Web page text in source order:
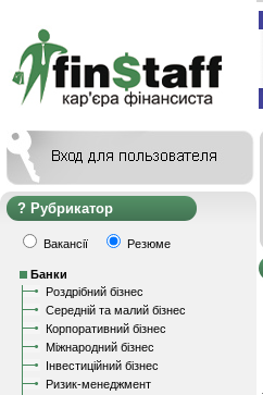
Рубрикатор
Вакансії Резюме
Банки
Роздрібний бізнес
Середній та малий бізнес
Корпоративний бізнес
Міжнародний бізнес
Інвестиційний бізнес
Ризик-менеджмент